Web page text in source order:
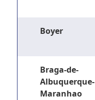
Boyer
Braga-de-
Albuquerque-
Maranhao